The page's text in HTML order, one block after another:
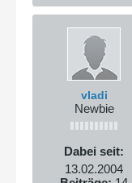
vladi
Newbie
Dabei seit:
13.02.2004